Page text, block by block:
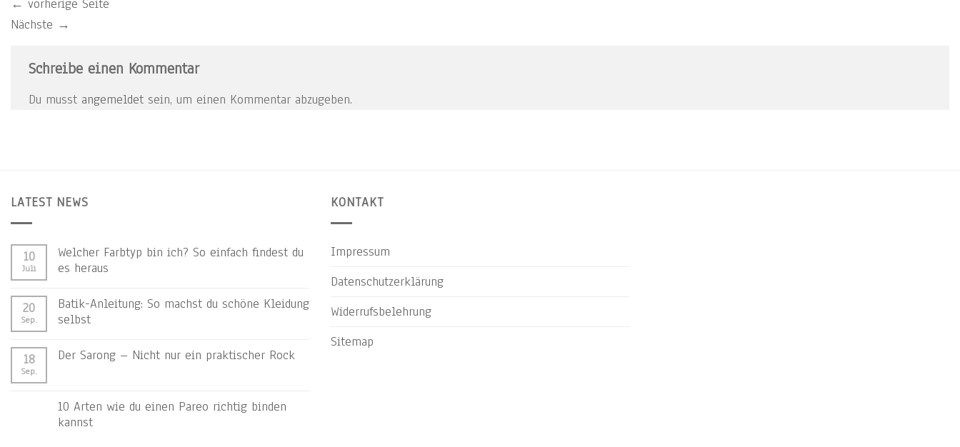
← vorherige Seite
Nächste →
Schreibe einen Kommentar
Du musst angemeldet sein, um einen Kommentar abzugeben.
LATEST NEWS
10
Juli
Welcher Farbtyp bin ich? So einfach findest du
es heraus
20
Sep.
Batik-Anleitung: So machst du schöne Kleidung
selbst
18
Sep.
Der Sarong – Nicht nur ein praktischer Rock
10 Arten wie du einen Pareo richtig binden
kannst
KONTAKT
Impressum
Datenschutzerklärung
Widerrufsbelehrung
Sitemap